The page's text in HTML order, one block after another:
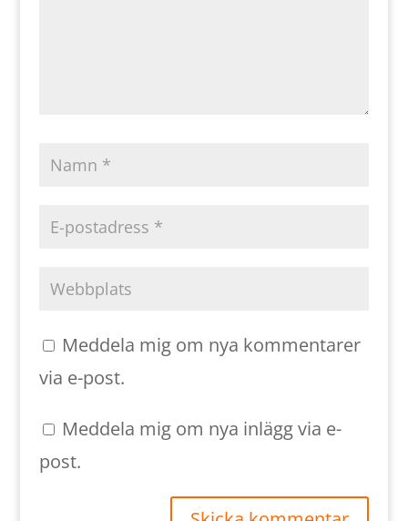
Meddela mig om nya kommentarer
via e-post.
Meddela mig om nya inlägg via e-
post.